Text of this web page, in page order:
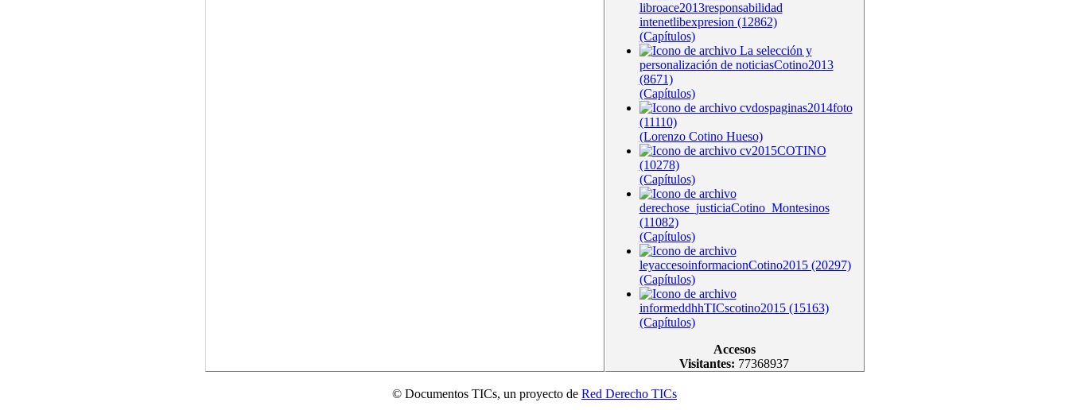
libroace2013responsabilidad
intenetlibexpresion (12862)
(Capítulos)
La selección y
personalización de noticiasCotino2013
(8671)
(Capítulos)
cvdospaginas2014foto
(11110)
(Lorenzo Cotino Hueso)
cv2015COTINO
(10278)
(Capítulos)
derechose_justiciaCotino_Montesinos
(11082)
(Capítulos)
leyaccesoinformacionCotino2015 (20297)
(Capítulos)
informeddhhTICscotino2015 (15163)
(Capítulos)
Accesos
Visitantes: 77368937
© Documentos TICs, un proyecto de Red Derecho TICs